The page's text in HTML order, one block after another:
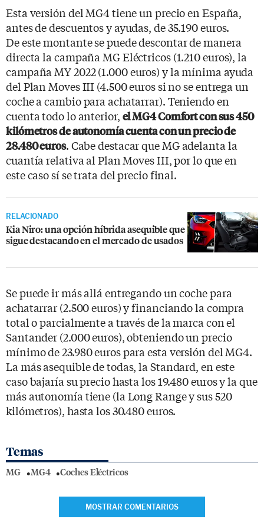
Esta versión del MG4 tiene un precio en España,
antes de descuentos y ayudas, de 35.190 euros.
De este montante se puede descontar de manera
directa la campaña MG Eléctricos (1.210 euros), la
campaña MY 2022 (1.000 euros) y la mínima ayuda
del Plan Moves III (4.500 euros si no se entrega un
coche a cambio para achatarrar). Teniendo en
cuenta todo lo anterior, el MG4 Comfort con sus 450
kilómetros de autonomía cuenta con un precio de
28.480 euros. Cabe destacar que MG adelanta la
cuantía relativa al Plan Moves III, por lo que en
este caso sí se trata del precio final.
RELACIONADO
Kia Niro: una opción híbrida asequible que
sigue destacando en el mercado de usados
Se puede ir más allá entregando un coche para
achatarrar (2.500 euros) y financiando la compra
total o parcialmente a través de la marca con el
Santander (2.000 euros), obteniendo un precio
mínimo de 23.980 euros para esta versión del MG4.
La más asequible de todas, la Standard, en este
caso bajaría su precio hasta los 19.480 euros y la que
más autonomía tiene (la Long Range y sus 520
kilómetros), hasta los 30.480 euros.
Temas
MG MG4 Coches Eléctricos
MOSTRAR COMENTARIOS